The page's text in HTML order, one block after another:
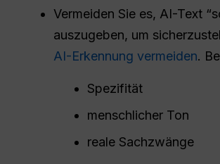
Vermeiden Sie es, AI-Text
auszugeben, um
AI-Erkennung vermeiden.
Spezifität
menschlicher Ton
reale Sachzwänge